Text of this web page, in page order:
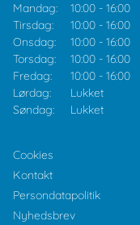
Mandag: 10:00 - 16:00
Tirsdag:
10:00 - 16:00
Onsdag:
10:00 - 16:00
Torsdag:
10:00 - 16:00
Fredag:
10:00 - 16:00
Lørdag:
Lukket
Søndag:
Lukket
Cookies
Kontakt
Persondatapolitik
Nyhedsbrev